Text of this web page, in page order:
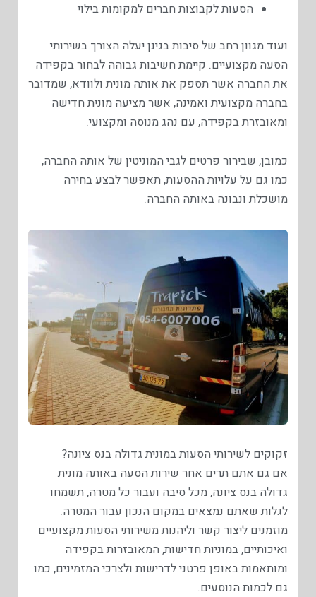
הסעות לקבוצות חברים למקומות בילוי
ועוד מגוון רחב של סיבות בגינן יעלה הצורך בשירותי
הסעה מקצועיים. קיימת חשיבות גבוהה לבחור בקפידה
את החברה אשר תספק את אותה מונית ולוודא, שמדובר
בחברה מקצועית ואמינה, אשר מציעה מונית חדישה
ומאובזרת בקפידה, עם נהג מנוסה ומקצועי.
כמובן, שבירור פרטים לגבי המוניטין של אותה החברה,
כמו גם על עלויות ההסעות, תאפשר לבצע בחירה
מושכלת ונבונה באותה החברה.
זקוקים לשירותי הסעות במונית גדולה בנס ציונה?
אם גם אתם תרים אחר שירות הסעה באותה מונית
גדולה בנס ציונה, מכל סיבה ועבור כל מטרה, תשמחו
לגלות שאתם נמצאים במקום הנכון עבור המטרה.
מוזמנים ליצור קשר וליהנות משירותי הסעות מקצועיים
ואיכותיים, במוניות חדישות, המאובזרות בקפידה
ומותאמות באופן פרטני לדרישות ולצרכי המזמינים, כמו
גם לכמות הנוסעים.